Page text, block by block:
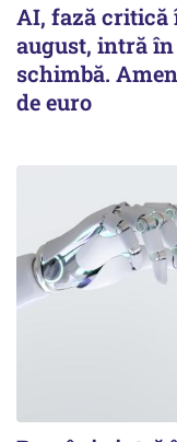
AI, fază critică
august, intră în
schimbă.
de euro